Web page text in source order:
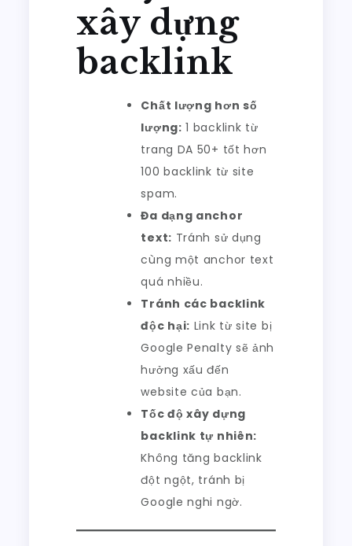
xây dựng
backlink
Chất lượng hơn số
lượng: 1 backlink từ
trang DA 50+ tốt hơn
100 backlink từ site
spam.
Đa dạng anchor
text: Tránh sử dụng
cùng một anchor text
quá nhiều.
Tránh các backlink
độc hại: Link từ site bị
Google Penalty sẽ ảnh
hưởng xấu đến
website của bạn.
Tốc độ xây dựng
backlink tự nhiên:
Không tăng backlink
đột ngột, tránh bị
Google nghi ngờ.